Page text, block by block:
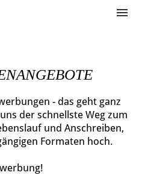
- das geht ganz
der schnellste Weg zum
und Anschreiben,
Formaten hoch.